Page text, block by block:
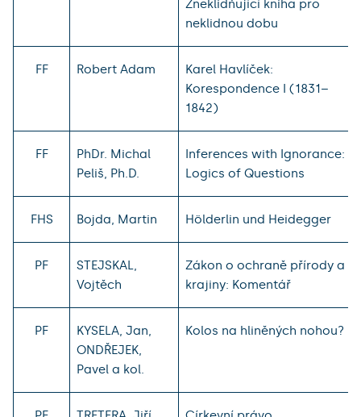
Zneklidňující kniha pro
neklidnou dobu
FF Robert Adam
Karel Havlíček:
Korespondence I (1831–
1842)
FF
PhDr. Michal
Peliš, Ph.D.
Inferences with Ignorance:
Logics of Questions
FHS Bojda, Martin Hölderlin und Heidegger
PF
STEJSKAL,
Vojtěch
Zákon o ochraně přírody a
krajiny: Komentář
PF
KYSELA, Jan,
ONDŘEJEK,
Pavel a kol.
Kolos na hliněných nohou?